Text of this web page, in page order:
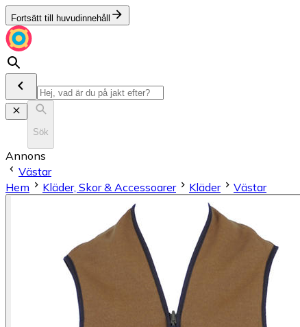
Fortsätt till huvudinnehåll
Sök
Annons
Västar
Hem
Kläder, Skor & Accessoarer Kläder Västar